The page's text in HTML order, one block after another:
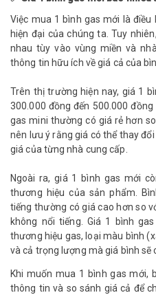
Việc mua 1 bình gas mới là
hiện đại của chúng ta. Tuy
nhau tùy vào vùng miền và
thông tin hữu ích về giá cả của
Trên thị trường hiện nay, giá 1
300.000 đồng đến 500.000
gas mini thường có giá rẻ hơn
nên lưu ý rằng giá có thể thay
giá của từng nhà cung cấp.
Ngoài ra, giá 1 bình gas mới
thương hiệu của sản phẩm.
tiếng thường có giá cao hơn so
không nổi tiếng. Giá 1 bình
thương hiệu gas, loại màu bình
và cả trọng lượng mà giá bình sẽ
Khi muốn mua 1 bình gas mới,
thông tin và so sánh giá cả để